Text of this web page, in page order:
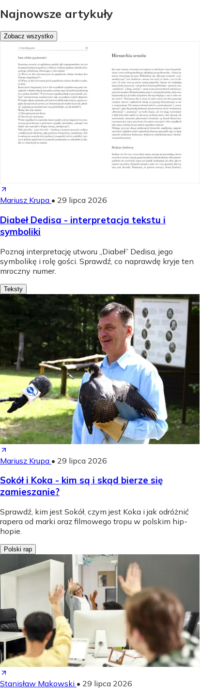
Najnowsze artykuły
Zobacz wszystko
Mariusz Krupa • 29 lipca 2026
Diabeł Dedisa - interpretacja tekstu i
symboliki
Poznaj interpretację utworu „Diabeł” Dedisa, jego
symbolikę i rolę gości. Sprawdź, co naprawdę kryje ten
mroczny numer.
Teksty
Mariusz Krupa • 29 lipca 2026
Sokół i Koka - kim są i skąd bierze się
zamieszanie?
Sprawdź, kim jest Sokół, czym jest Koka i jak odróżnić
rapera od marki oraz filmowego tropu w polskim hip-
hopie.
Polski rap
Stanisław Makowski • 29 lipca 2026